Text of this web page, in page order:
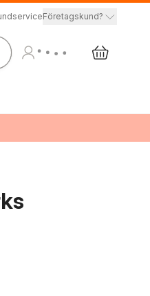
Företagskund?